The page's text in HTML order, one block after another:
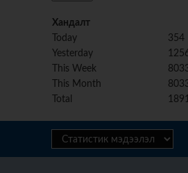
Хандалт
Today
354
Yesterday
This Week
This Month
Total